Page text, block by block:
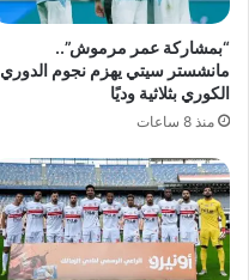
“بمشاركة عمر مرموش”..
مانشستر سيتي يهزم نجوم الدوري
الكوري بثلاثية وديًا
منذ 8 ساعات